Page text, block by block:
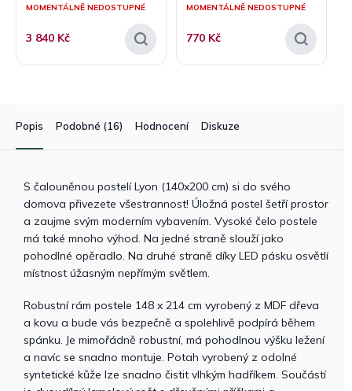
MOMENTÁLNĚ NEDOSTUPNÉ
3 840 Kč
MOMENTÁLNĚ NEDOSTUPNÉ
770 Kč
Popis Podobné (16) Hodnocení Diskuze
S čalouněnou postelí Lyon (140x200 cm) si do svého
domova přivezete všestrannost! Úložná postel šetří prostor
a zaujme svým moderním vybavením. Vysoké čelo postele
má také mnoho výhod. Na jedné straně slouží jako
pohodlné opěradlo. Na druhé straně díky LED pásku osvětlí
místnost úžasným nepřímým světlem.
Robustní rám postele 148 x 214 cm vyrobený z MDF dřeva
a kovu a bude vás bezpečně a spolehlivě podpírá během
spánku. Je mimořádně robustní, má pohodlnou výšku ležení
a navíc se snadno montuje. Potah vyrobený z odolné
syntetické kůže lze snadno čistit vlhkým hadříkem. Součástí